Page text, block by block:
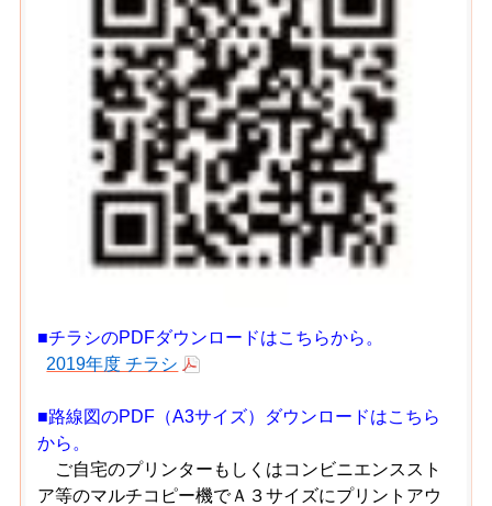
■チラシのPDFダウンロードはこちらから。
2019年度 チラシ
■路線図のPDF（A3サイズ）ダウンロードはこちら
から。
ご自宅のプリンターもしくはコンビニエンススト
ア等のマルチコピー機でＡ３サイズにプリントアウ